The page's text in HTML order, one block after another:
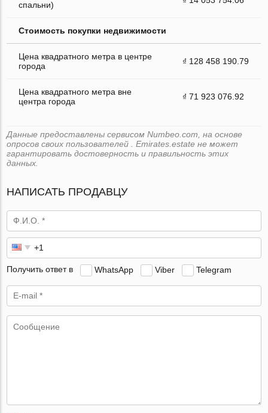
спальни)
Стоимость покупки недвижимости
Цена квадратного метра в центре
города
₫ 128 458 190.79
Цена квадратного метра вне
центра города
₫ 71 923 076.92
Данные предоставлены сервисом Numbeo.com, на основе
опросов своих пользователей . Emirates.estate не может
гарантировать достоверность и правильность этих
данных.
НАПИСАТЬ ПРОДАВЦУ
Получить ответ в WhatsApp Viber Telegram